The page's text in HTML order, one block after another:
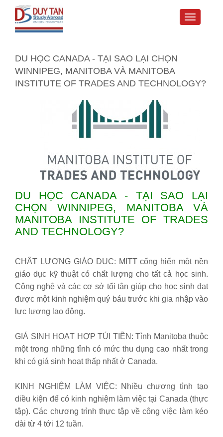
Toggle
DU HỌC CANADA - TẠI SAO LẠI CHỌN
WINNIPEG, MANITOBA VÀ MANITOBA
INSTITUTE OF TRADES AND TECHNOLOGY?
DU HỌC CANADA - TẠI SAO LẠI
CHỌN WINNIPEG, MANITOBA VÀ
MANITOBA INSTITUTE OF TRADES
AND TECHNOLOGY?
CHẤT LƯỢNG GIÁO DỤC: MITT cống hiến một nền
giáo dục kỹ thuật có chất lượng cho tất cả học sinh.
Công nghệ và các cơ sở tối tân giúp cho học sinh đạt
được một kinh nghiệm quý báu trước khi gia nhập vào
lực lượng lao động.
GIÁ SINH HOẠT HỢP TÚI TIỀN: Tỉnh Manitoba thuộc
một trong những tỉnh có mức thu dụng cao nhất trong
khi có giá sinh hoạt thấp nhất ở Canada.
KINH NGHIỆM LÀM VIỆC: Nhiều chương tình tạo
diều kiện để có kinh nghiệm làm việc tại Canada (thực
tập). Các chương trình thực tập về công việc làm kéo
dài từ 4 tới 12 tuần.